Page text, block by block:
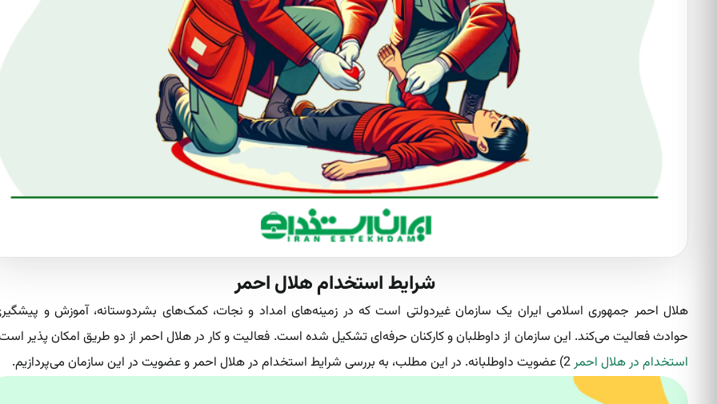
شرایط استخدام هلال احمر
هلال احمر جمهوری اسلامی ایران یک سازمان غیردولتی است که در زمینه‌های امداد و نجات، کمک‌های بشردوستانه، آموزش و
حوادث فعالیت می‌کند. این سازمان از داوطلبان و کارکنان حرفه‌ای تشکیل شده است. فعالیت و کار در هلال احمر از دو طریق امکان پذیر است:
استخدام در هلال احمر